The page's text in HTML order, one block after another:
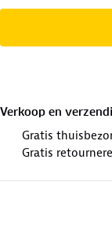
Verkoop en
Gratis
Gratis